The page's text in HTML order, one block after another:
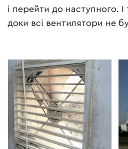
і перейти до наступного.
доки всі вентилятори не